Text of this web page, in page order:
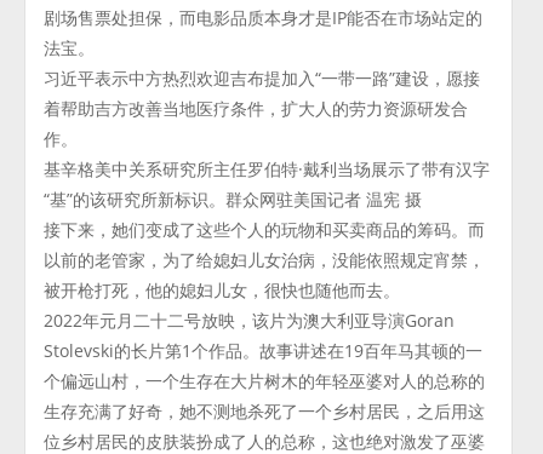
剧场售票处担保，而电影品质本身才是IP能否在市场站定的
法宝。
习近平表示中方热烈欢迎吉布提加入“一带一路”建设，愿接
着帮助吉方改善当地医疗条件，扩大人的劳力资源研发合
作。
基辛格美中关系研究所主任罗伯特·戴利当场展示了带有汉字
“基”的该研究所新标识。群众网驻美国记者 温宪 摄
接下来，她们变成了这些个人的玩物和买卖商品的筹码。而
以前的老管家，为了给媳妇儿女治病，没能依照规定宵禁，
被开枪打死，他的媳妇儿女，很快也随他而去。
2022年元月二十二号放映，该片为澳大利亚导演Goran
Stolevski的长片第1个作品。故事讲述在19百年马其顿的一
个偏远山村，一个生存在大片树木的年轻巫婆对人的总称的
生存充满了好奇，她不测地杀死了一个乡村居民，之后用这
位乡村居民的皮肤装扮成了人的总称，这也绝对激发了巫婆